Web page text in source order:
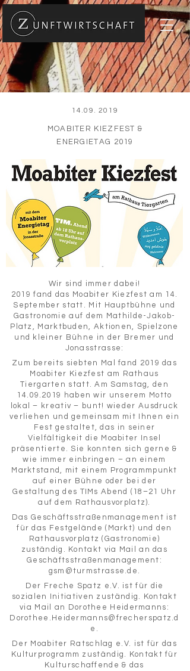
14.09. 2019
MOABITER KIEZFEST &
ENERGIETAG 2019
Wir sind immer dabei!
2019 fand das Moabiter Kiezfest am 14.
September statt. Mit Hauptbühne und
Gastronomie auf dem Mathilde-Jakob-
Platz, Marktbuden, Aktionen, Spielzone
und kleiner Bühne in der Bremer und
Jonasstrasse:
Zum bereits siebten Mal fand 2019 das
Moabiter Kiezfest am Rathaus
Tiergarten statt. Am Samstag, den
14.09.2019
haben wir unserem Motto
lokal – kreativ – bunt! wieder Ausdruck
verliehen und gemeinsam mit Ihnen ein
Fest gestaltet, das in seiner
Vielfältigkeit die Moabiter Insel
präsentierte. Sie konnten sich gerne &
wie immer einbringen – an einem
Marktstand, mit einem Programmpunkt
auf einer Bühne oder bei der
Gestaltung des TIMs Abend (18–21 Uhr
auf dem Rathausvorplatz).
Das Geschäftsstraßenmanagement ist
für das Festgelände (Markt) und den
Rathausvorplatz (Gastronomie)
zuständig. Kontakt via Mail an das
Geschäftsstraßenmanagement:
gsm@turmstrasse.de .
Der Freche Spatz e.V. ist für die
sozialen Initiativen zuständig. Kontakt
via Mail an Dorothee Heidermanns:
Dorothee.Heidermanns@frecherspatz.d
e .
Der Moabiter Ratschlag e.V. ist für das
Kulturprogramm zuständig. Kontakt für
Kulturschaffende & das